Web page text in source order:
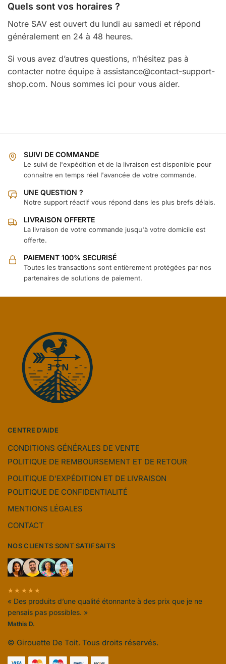
Quels sont vos horaires ?
Notre SAV est ouvert du lundi au samedi et répond
généralement en 24 à 48 heures.
Si vous avez d’autres questions, n’hésitez pas à
contacter notre équipe à assistance@contact-support-
shop.com. Nous sommes ici pour vous aider.
SUIVI DE COMMANDE
Le suivi de l'expédition et de la livraison est disponible pour
connaitre en temps réel l'avancée de votre commande.
UNE QUESTION ?
Notre support réactif vous répond dans les plus brefs délais.
LIVRAISON OFFERTE
La livraison de votre commande jusqu'à votre domicile est
offerte.
PAIEMENT 100% SECURISÉ
Toutes les transactions sont entièrement protégées par nos
partenaires de solutions de paiement.
CENTRE D’AIDE
CONDITIONS GÉNÉRALES DE VENTE
POLITIQUE DE REMBOURSEMENT ET DE RETOUR
POLITIQUE D’EXPÉDITION ET DE LIVRAISON
POLITIQUE DE CONFIDENTIALITÉ
MENTIONS LÉGALES
CONTACT
NOS CLIENTS SONT SATIFSAITS
★★★★★
« Des produits d’une qualité étonnante à des prix que je ne
pensais pas possibles. »
Mathis D.
© Girouette De Toit. Tous droits réservés.